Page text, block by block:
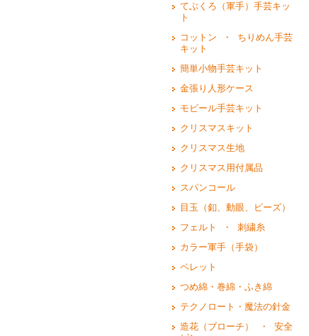
てぶくろ（軍手）手芸キッ
ト
コットン ・ ちりめん手芸
キット
簡単小物手芸キット
金張り人形ケース
モビール手芸キット
クリスマスキット
クリスマス生地
クリスマス用付属品
スパンコール
目玉（釦、動眼、ビーズ）
フェルト ・ 刺繍糸
カラー軍手（手袋）
ペレット
つめ綿・巻綿・ふき綿
テクノロート・魔法の針金
造花（ブローチ） ・ 安全